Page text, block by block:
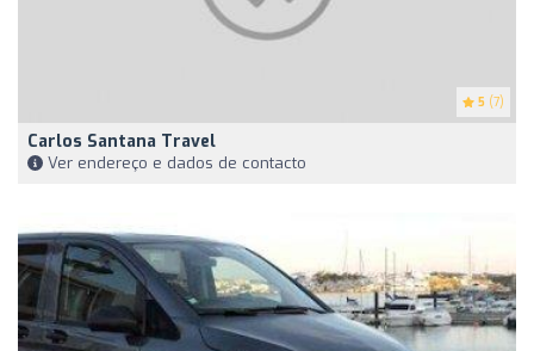
5 (7)
Carlos Santana Travel
Ver endereço e dados de contacto